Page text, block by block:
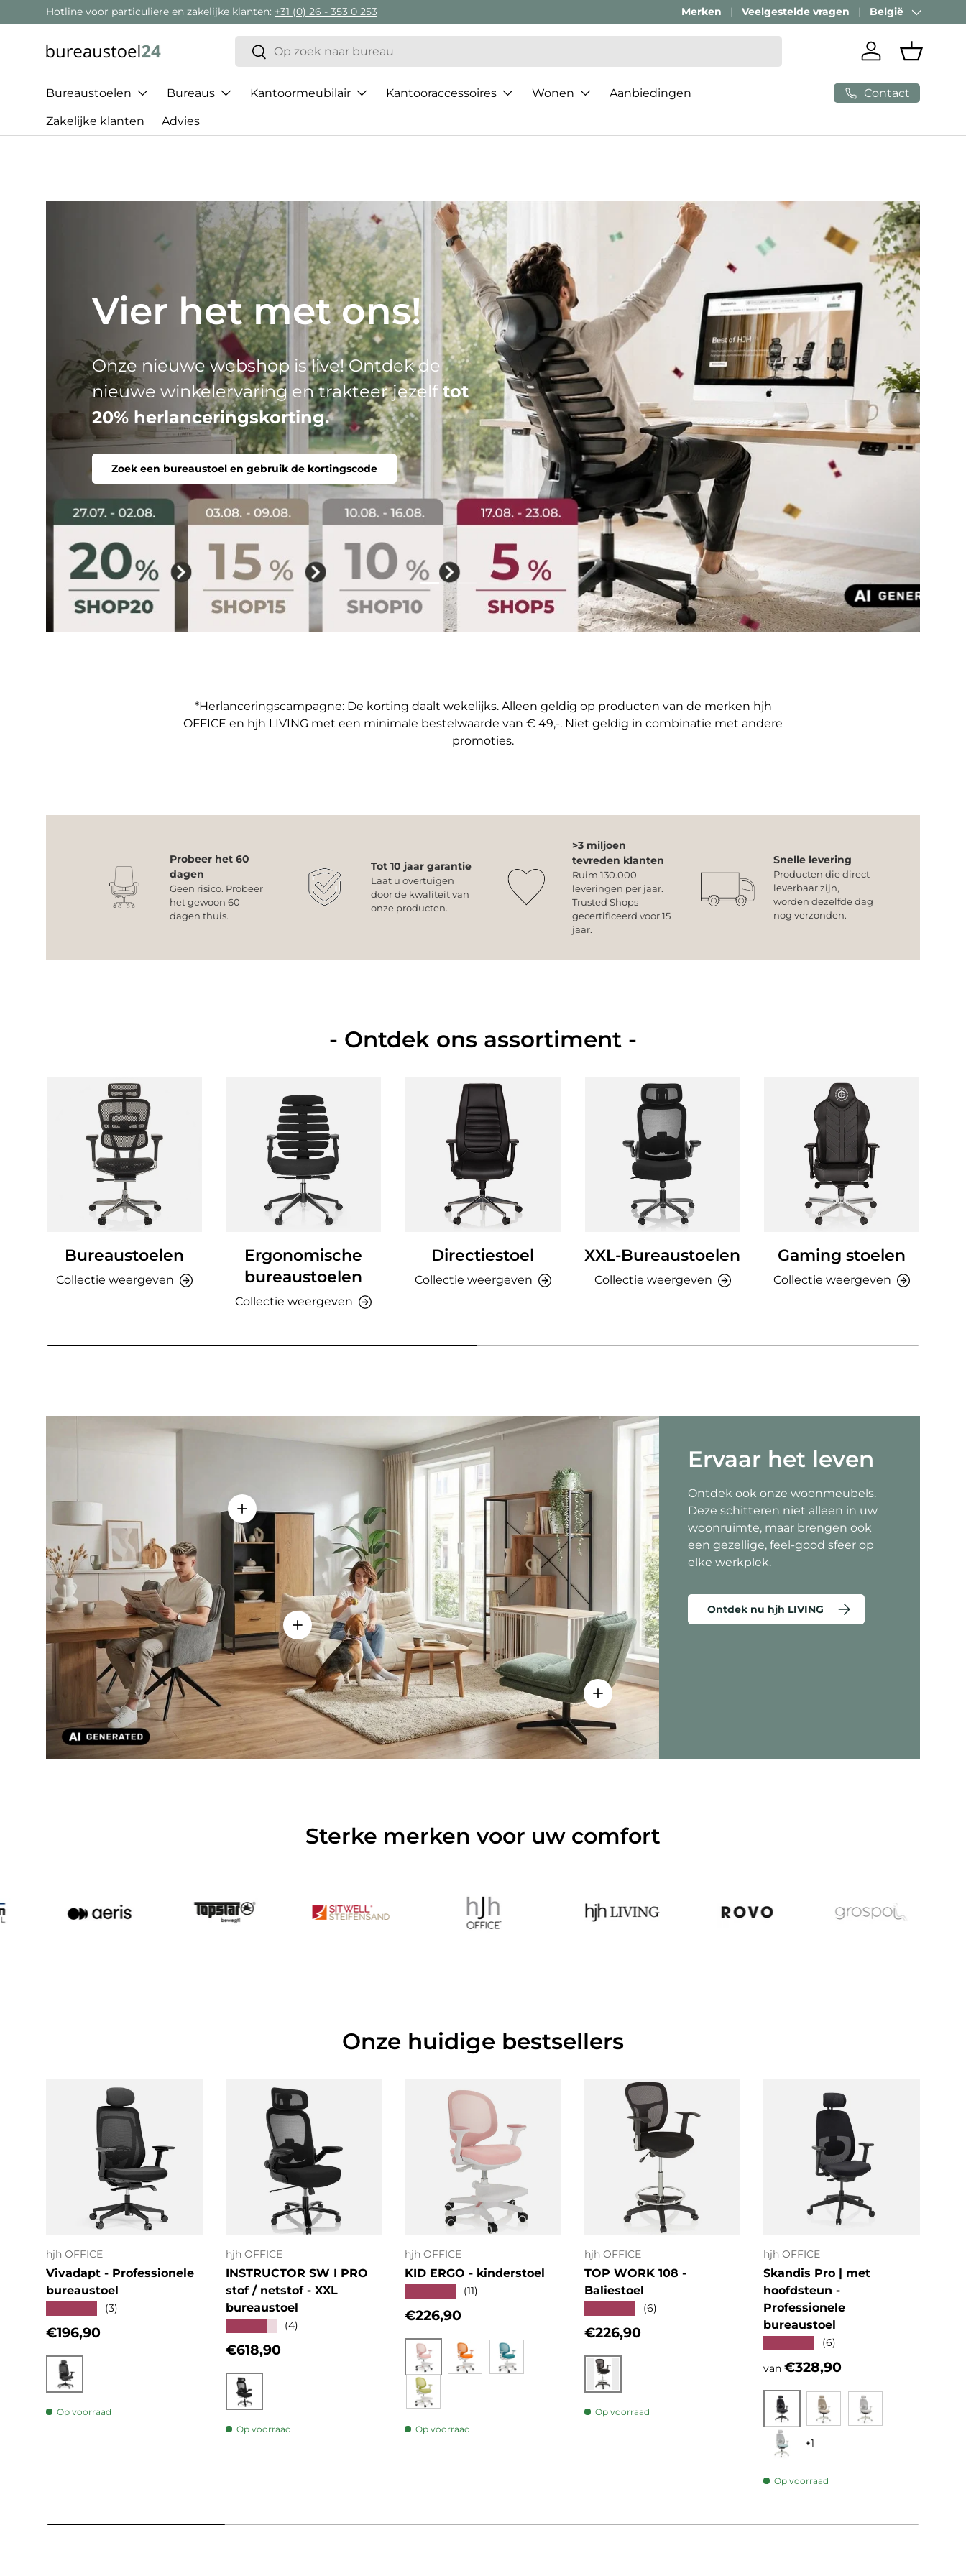
Ga naar inhoud
Hotline voor particuliere en zakelijke klanten: +31 (0) 26 - 353 0 253 Merken Veelgestelde vragen Land/Regio
België
Zoeken
Zoeken
InloggenMandje
Bureaustoelen Bureaus Kantoormeubilair Kantooraccessoires Wonen Aanbiedingen
Zakelijke klanten Advies
Contact
Het beste van
HJH
Drie productlijnen, één doel: jouw perfecte
stoel. Ergonomisch, comfortabel, individueel.
Zoek een bureaustoel
Dia laden 1 van 4
Dia laden 2 van 4
Dia laden 3 van 4
Dia laden 4 van 4
*Herlanceringscampagne: De korting daalt wekelijks. Alleen geldig op producten van de merken hjh
OFFICE en hjh LIVING met een minimale bestelwaarde van € 49,-. Niet geldig in combinatie met andere
promoties.
Probeer het 60
dagen
Geen risico. Probeer
het gewoon 60
dagen thuis.
Tot 10 jaar garantie
Laat u overtuigen
door de kwaliteit van
onze producten.
>3 miljoen
tevreden klanten
Ruim 130.000
leveringen per jaar.
Trusted Shops
gecertificeerd voor 15
jaar.
Snelle levering
Producten die direct
leverbaar zijn,
worden dezelfde dag
nog verzonden.
- Ontdek ons assortiment -
Bureaustoelen
Collectie weergeven
Ergonomische
bureaustoelen
Collectie weergeven
Directiestoel
Collectie weergeven
XXL-Bureaustoelen
Collectie weergeven
Gaming stoelen
Collectie weergeven
Details weergeven - Criss-Cross 20 - Lounge stoel
Details weergeven - AMIO H - Kantoorkast
Details weergeven - Sitzolo 2 - Lounge stoel
Ervaar het leven
Ontdek ook onze woonmeubels.
Deze schitteren niet alleen in uw
woonruimte, maar brengen ook
een gezellige, feel-good sfeer op
elke werkplek.
Ontdek nu hjh LIVING
Sterke merken voor uw comfort
Onze huidige bestsellers
hjh OFFICE
Vivadapt - Professionele
bureaustoel
(3)
Reguliere prijs
€196,90
Zwart
Op voorraad
Toevoegen aan
winkelwagen
hjh OFFICE
INSTRUCTOR SW I PRO
stof / netstof - XXL
bureaustoel
(4)
Reguliere prijs
€618,90
Zwart
Op voorraad
Toevoegen aan
winkelwagen
hjh OFFICE
KID ERGO - kinderstoel
(11)
Reguliere prijs
€226,90
Roze Oranje Blauw
Groen
Op voorraad
Kies mogelijkheden
hjh OFFICE
TOP WORK 108 -
Baliestoel
(6)
Reguliere prijs
€226,90
Zwart
Op voorraad
Toevoegen aan
winkelwagen
hjh OFFICE
Skandis Pro | met
hoofdsteun -
Professionele
bureaustoel
(6)
van Reguliere prijs
€328,90
Zwart Beige Grijs
Mint
+1
Op voorraad
Kies mogelijkheden